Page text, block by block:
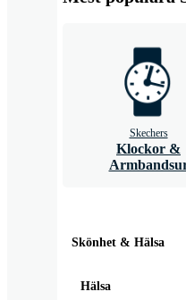
Skechers
Klockor &
Skönhet & Hälsa
Hälsa